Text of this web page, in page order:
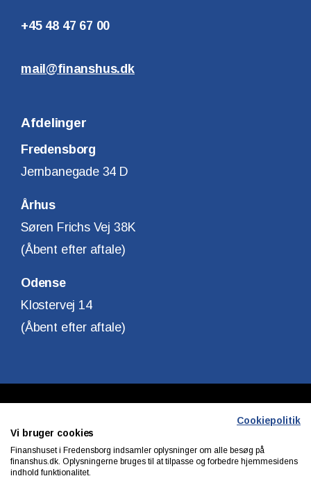
+45 48 47 67 00
mail@finanshus.dk
Afdelinger
Fredensborg
Jernbanegade 34 D
Århus
Søren Frichs Vej 38K
(Åbent efter aftale)
Odense
Klostervej 14
(Åbent efter aftale)
CVR. Nr. 10140315
Cookiepolitik
Vi bruger cookies
Finanshuset i Fredensborg indsamler oplysninger om alle besøg på
finanshus.dk. Oplysningerne bruges til at tilpasse og forbedre hjemmesidens
indhold funktionalitet.